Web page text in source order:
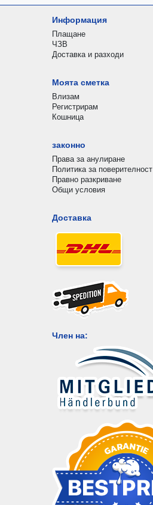
Информация
Плащане
ЧЗВ
Доставка и разходи
Моята сметка
Влизам
Регистрирам
Кошница
законно
Права за анулиране
Политика за поверителност
Правно разкриване
Общи условия
Доставка
Член на: